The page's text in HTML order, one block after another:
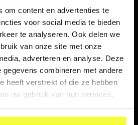
om content en advertenties te
voor social media te bieden
te analyseren. Ook delen we
van onze site met onze
adverteren en analyse. Deze
gegevens combineren met andere
heeft verstrekt of die ze hebben
uw gebruik van hun services.
presentatie, pitch
of strategie deck
is.
Je maakt
presentaties die
social content op